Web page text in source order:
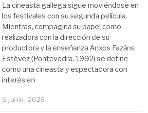
La cineasta gallega sigue moviéndose en
los festivales con su segunda película.
Mientras, compagina su papel como
realizadora con la dirección de su
productora y la enseñanza Anxos Fazáns
Estévez (Pontevedra, 1992) se define
como una cineasta y espectadora con
interés en
5 junio, 2026